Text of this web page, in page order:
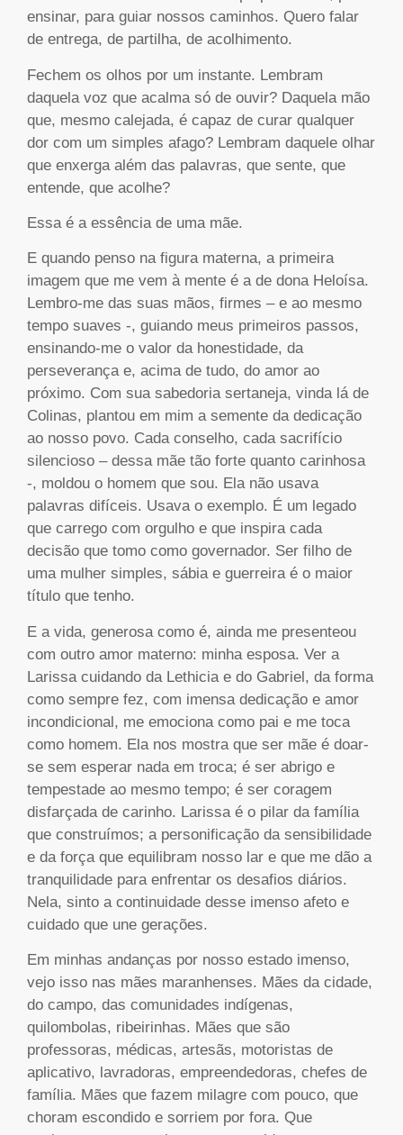
ensinar, para guiar nossos caminhos. Quero falar
de entrega, de partilha, de acolhimento.
Fechem os olhos por um instante. Lembram
daquela voz que acalma só de ouvir? Daquela mão
que, mesmo calejada, é capaz de curar qualquer
dor com um simples afago? Lembram daquele olhar
que enxerga além das palavras, que sente, que
entende, que acolhe?
Essa é a essência de uma mãe.
E quando penso na figura materna, a primeira
imagem que me vem à mente é a de dona Heloísa.
Lembro-me das suas mãos, firmes – e ao mesmo
tempo suaves -, guiando meus primeiros passos,
ensinando-me o valor da honestidade, da
perseverança e, acima de tudo, do amor ao
próximo. Com sua sabedoria sertaneja, vinda lá de
Colinas, plantou em mim a semente da dedicação
ao nosso povo. Cada conselho, cada sacrifício
silencioso – dessa mãe tão forte quanto carinhosa
-, moldou o homem que sou. Ela não usava
palavras difíceis. Usava o exemplo. É um legado
que carrego com orgulho e que inspira cada
decisão que tomo como governador. Ser filho de
uma mulher simples, sábia e guerreira é o maior
título que tenho.
E a vida, generosa como é, ainda me presenteou
com outro amor materno: minha esposa. Ver a
Larissa cuidando da Lethicia e do Gabriel, da forma
como sempre fez, com imensa dedicação e amor
incondicional, me emociona como pai e me toca
como homem. Ela nos mostra que ser mãe é doar-
se sem esperar nada em troca; é ser abrigo e
tempestade ao mesmo tempo; é ser coragem
disfarçada de carinho. Larissa é o pilar da família
que construímos; a personificação da sensibilidade
e da força que equilibram nosso lar e que me dão a
tranquilidade para enfrentar os desafios diários.
Nela, sinto a continuidade desse imenso afeto e
cuidado que une gerações.
Em minhas andanças por nosso estado imenso,
vejo isso nas mães maranhenses. Mães da cidade,
do campo, das comunidades indígenas,
quilombolas, ribeirinhas. Mães que são
professoras, médicas, artesãs, motoristas de
aplicativo, lavradoras, empreendedoras, chefes de
família. Mães que fazem milagre com pouco, que
choram escondido e sorriem por fora. Que